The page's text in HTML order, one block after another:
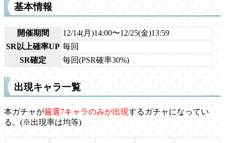
基本情報
開催期間
12/14(月)14:00〜12/25(金)13:59
SR以上確率UP 毎回
SR確定
毎回(PSR確率30%)
出現キャラ一覧
本ガチャが厳選7キャラのみが出現するガチャになってい
る。(※出現率は均等)